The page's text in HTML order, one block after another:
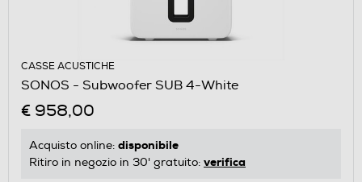
CASSE ACUSTICHE
SONOS - Subwoofer SUB 4-White
€ 958,00
Acquisto online: disponibile
Ritiro in negozio in 30' gratuito: verifica